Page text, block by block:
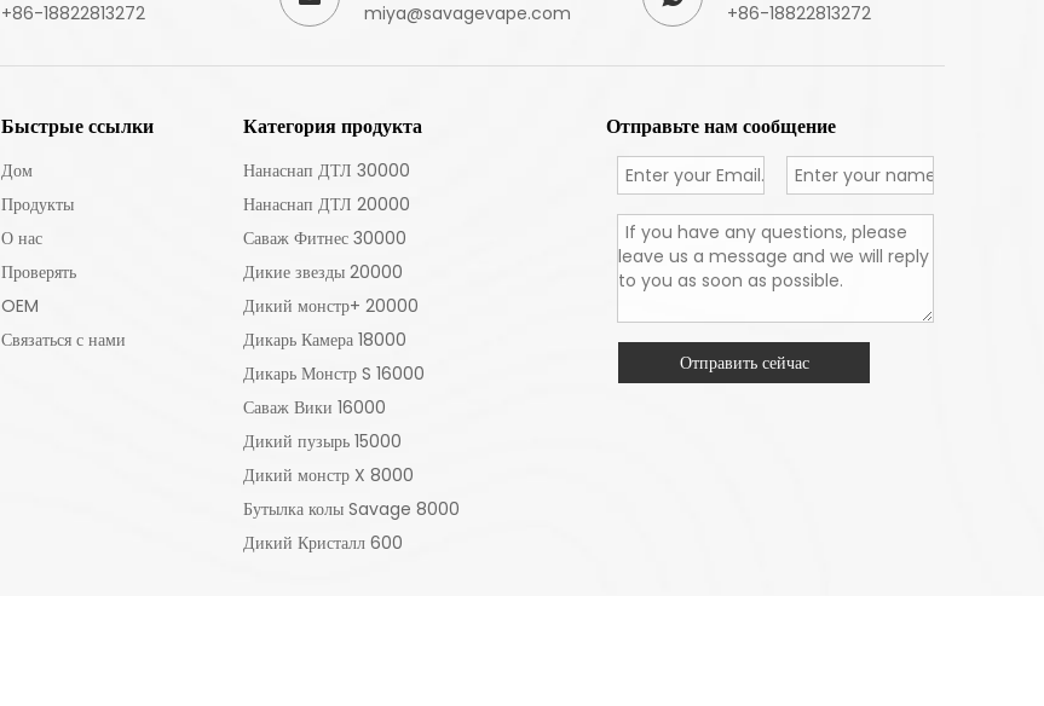
+86-18822813272
miya@savagevape.com
+86-18822813272
Быстрые ссылки
Дом
Продукты
О нас
Проверять
OEM
Связаться с нами
Категория продукта
Нанаснап ДТЛ 30000
Нанаснап ДТЛ 20000
Саваж Фитнес 30000
Дикие звезды 20000
Дикий монстр+ 20000
Дикарь Камера 18000
Дикарь Монстр S 16000
Саваж Вики 16000
Дикий пузырь 15000
Дикий монстр X 8000
Бутылка колы Savage 8000
Дикий Кристалл 600
Отправьте нам сообщение
Отправить сейчас